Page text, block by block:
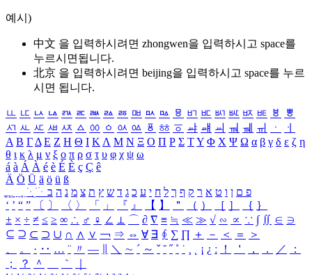
예시)
中文 을 입력하시려면 zhongwen을 입력하시고 space를
누르시면됩니다.
北京 을 입력하시려면 beijing을 입력하시고 space를 누르
시면 됩니다.
ㅥ ㅦ ㅧ ㅨ ㅩ ㅪ ㅫ ㅬ ㅭ ㅮ ㅯ ㅰ ㅱ ㅲ ㅳ ㅴ ㅵ ㅶ ㅷ ㅸ
ㅹ
ㅺ ㅻ ㅼ ㅽ ㅾ ㅿ ㆀ ㆁ ㆂ ㆃ ㆄ ㆅ ㆆ ㆇ ㆈ ㆉ ㆊ ㆋ ㆌ ㆍ
ㆎ
Α Β ΓΔ Ε Ζ Η Θ Ι ΚΛ Μ Ν Ξ Ο Π Ρ Σ ΤΥ Φ Χ Ψ Ω α β γ δ ε ζ η
θ ι κ λ μ ν ξ ο π ρ σ τ υ φ χ ψ ω
á à Á À é è É È ç Ç ê
Ä Ö Ü ä ö ü ß
ִֶֹ ֻּ ׁׂ פ ם ן ו ט א ר ק ף ך ל ח י ע כ ג ד ש ץ ת צ מ נ ה ב
‘ ’ “ ” 〔 〕 〈 〉 「 」 『 』 【 】 ＂ （ ） ［ ］ ｛ ｝
± × ÷ ≠ ≤ ≥ ∞ ∴ ♂ ♀ ∠ ⊥ ⌒ ∂ ∇ ≡ ≒ ≪ ≫ √ ∽ ∝ ∵ ∫ ∬ ∈ ∋
⊆ ⊇ ⊂ ⊃ ∪ ∩ ∧ ∨ ￢ ⇒ ⇔ ∀ ∃ ∮ ∑ ∏ ＋ － ＜ ＝
＞
、
。 · ‥ … ¨ 〃 ― ＼ ∼ ´ ～ ˇ ˘ ˝ ˚ ˙ ¸ ¡ ¿ ː ！ ＇ ， ． ／
：
；
？ ＾ ｀